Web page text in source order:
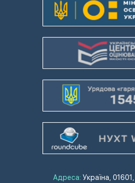
Адреса: Україна,